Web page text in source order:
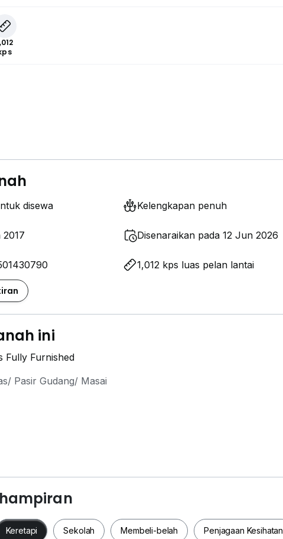
disewa Kelengkapan penuh
2017 Disenaraikan pada 12 Jun 2026
1,012 kps luas pelan lantai
ini
Fully Furnished
Pasir Gudang/ Masai
Keretapi Sekolah Membeli-belah Penjagaan Kesihatan